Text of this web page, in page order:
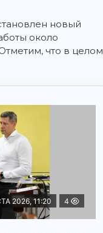
новый
около
что в целом
2026, 11:20 4